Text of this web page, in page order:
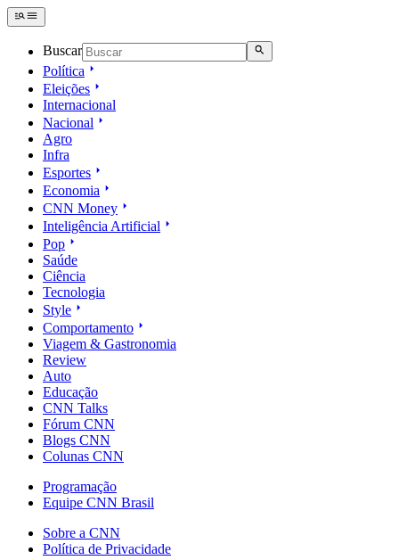
Buscar
Política
Eleições
Internacional
Nacional
Agro
Infra
Esportes
Economia
CNN Money
Inteligência Artificial
Pop
Saúde
Ciência
Tecnologia
Style
Comportamento
Viagem & Gastronomia
Review
Auto
Educação
CNN Talks
Fórum CNN
Blogs CNN
Colunas CNN
Programação
Equipe CNN Brasil
Sobre a CNN
Política de Privacidade